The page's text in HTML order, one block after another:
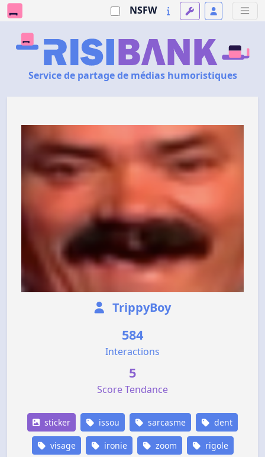
NSFW
Service de partage de médias humoristiques
TrippyBoy
584
Interactions
5
Score Tendance
sticker issou sarcasme dent
visage ironie zoom rigole